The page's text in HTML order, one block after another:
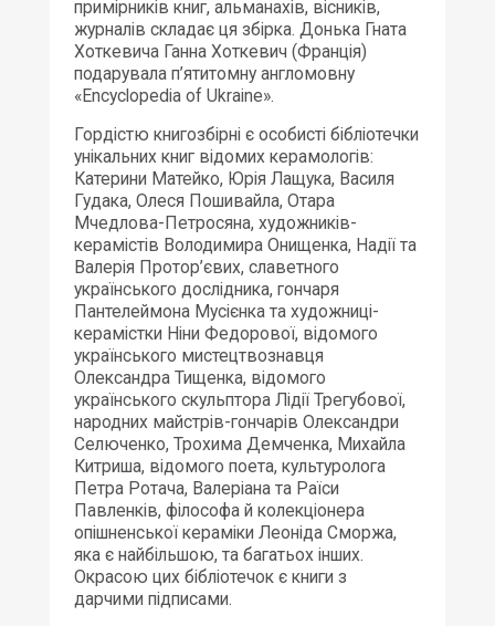
примірників книг, альманахів, вісників,
журналів складає ця збірка. Донька Гната
Хоткевича Ганна Хоткевич (Франція)
подарувала п’ятитомну англомовну
«Encyclopedia of Ukraine».
Гордістю книгозбірні є особисті бібліотечки
унікальних книг відомих керамологів:
Катерини Матейко, Юрія Лащука, Василя
Гудака, Олеся Пошивайла, Отара
Мчедлова-Петросяна, художників-
керамістів Володимира Онищенка, Надії та
Валерія Протор’євих, славетного
українського дослідника, гончаря
Пантелеймона Мусієнка та художниці-
керамістки Ніни Федорової, відомого
українського мистецтвознавця
Олександра Тищенка, відомого
українського скульптора Лідії Трегубової,
народних майстрів-гончарів Олександри
Селюченко, Трохима Демченка, Михайла
Китриша, відомого поета, культуролога
Петра Ротача, Валеріана та Раїси
Павленків, філософа й колекціонера
опішненської кераміки Леоніда Сморжа,
яка є найбільшою, та багатьох інших.
Окрасою цих бібліотечок є книги з
дарчими підписами.